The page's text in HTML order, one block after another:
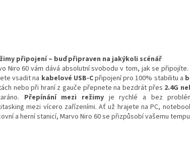
připojení – buď připraven na jakýkoli scénář
Niro 60 vám dává absolutní svobodu v tom, jak se
vsadit na kabelové USB-Cpřipojení pro 100% stabilitu a
nebo při hraní z gauče přepnete na bezdrát přes 2.4G
Přepínání mezi režimy je rychlé a bez
mezi vícero zařízeními. Ať už hrajete na PC,
a herní stanicí, Marvo Niro 60 se přizpůsobí vašemu